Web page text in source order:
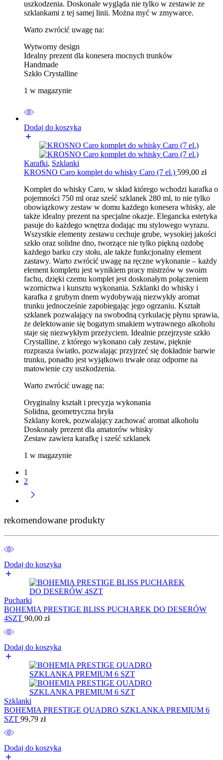
uszkodzenia. Doskonale wygląda nie tylko w zestawie ze
szklankami z tej samej linii. Można myć w zmywarce.
Warto zwrócić uwagę na:
Wytworny design
Idealny prezent dla konesera mocnych trunków
Handmade
Szkło Crystalline
1 w magazynie
Dodaj do koszyka
Karafki, Szklanki
KROSNO Caro komplet do whisky Caro (7 el.) 599,00 zł
Komplet do whisky Caro, w skład którego wchodzi karafka o
pojemności 750 ml oraz sześć szklanek 280 ml, to nie tylko
obowiązkowy zestaw w domu każdego konesera whisky, ale
także idealny prezent na specjalne okazje. Elegancka estetyka
pasuje do każdego wnętrza dodając mu stylowego wyrazu.
Wszystkie elementy zestawu cechuje grube, wysokiej jakości
szkło oraz solidne dno, tworzące nie tylko piękną ozdobę
każdego barku czy stołu, ale także funkcjonalny element
zastawy. Warto zwrócić uwagę na ręczne wykonanie – każdy
element kompletu jest wynikiem pracy mistrzów w swoim
fachu, dzięki czemu komplet jest doskonałym połączeniem
wzornictwa i kunsztu wykonania. Szklanki do whisky i
karafka z grubym dnem wydobywają niezwykły aromat
trunku jednocześnie zapobiegając jego ogrzaniu. Kształt
szklanek pozwalający na swobodną cyrkulację płynu sprawia,
że delektowanie się bogatym smakiem wytrawnego alkoholu
staje się niezwykłym przeżyciem. Idealnie przejrzyste szkło
Crystalline, z którego wykonano cały zestaw, pięknie
rozprasza światło, pozwalając przyjrzeć się dokładnie barwie
trunku, ponadto jest wyjątkowo trwałe oraz odporne na
matowienie czy uszkodzenia.
Warto zwrócić uwagę na:
Oryginalny kształt i precyzja wykonania
Solidna, geometryczna bryła
Szklany korek, pozwalający zachować aromat alkoholu
Doskonały prezent dla amatorów whisky
Zestaw zawiera karafkę i sześć szklanek
1 w magazynie
1
2
rekomendowane produkty
Dodaj do koszyka
Pucharki
BOHEMIA PRESTIGE BLISS PUCHAREK DO DESERÓW
4SZT 90,00 zł
Dodaj do koszyka
Szklanki
BOHEMIA PRESTIGE QUADRO SZKLANKA PREMIUM 6
SZT 99,79 zł
Dodaj do koszyka